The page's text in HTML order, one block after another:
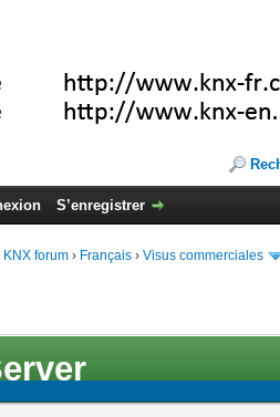
S’enregistrer
forum › Français › Visus commerciales